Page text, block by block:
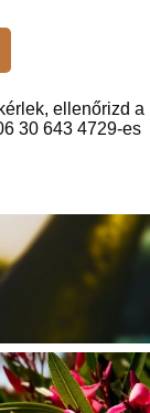
ellenőrizd a
30 643 4729-es